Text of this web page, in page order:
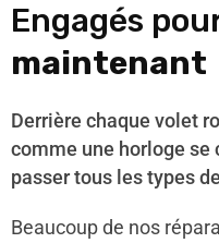
Engagés
maintenant
Derrière chaque volet
comme une horloge se
passer tous les types
Beaucoup de nos